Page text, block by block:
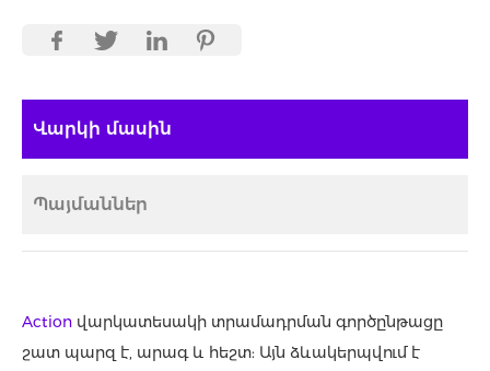
Վարկի մասին
Պայմաններ
Action վարկատեսակի տրամադրման գործընթացը
շատ պարզ է, արագ և հեշտ: Այն ձևակերպվում է